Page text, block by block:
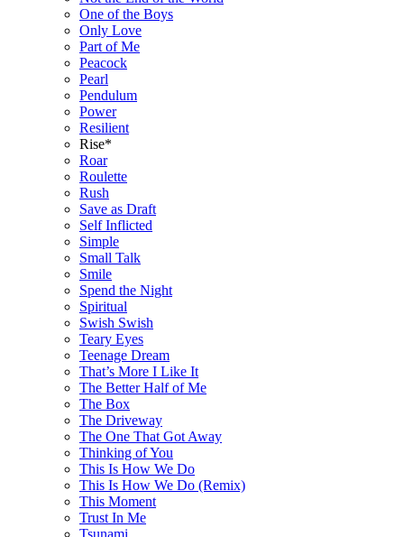
One of the Boys
Only Love
Part of Me
Peacock
Pearl
Pendulum
Power
Resilient
Rise*
Roar
Roulette
Rush
Save as Draft
Self Inflicted
Simple
Small Talk
Smile
Spend the Night
Spiritual
Swish Swish
Teary Eyes
Teenage Dream
That’s More I Like It
The Better Half of Me
The Box
The Driveway
The One That Got Away
Thinking of You
This Is How We Do
This Is How We Do (Remix)
This Moment
Trust In Me
Tsunami